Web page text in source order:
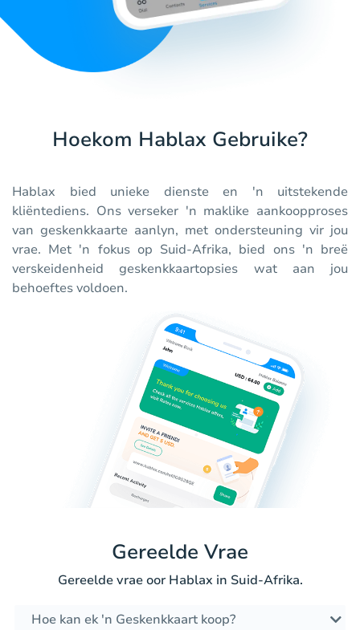
Hoekom Hablax Gebruike?
Hablax bied unieke dienste en 'n uitstekende
kliëntediens. Ons verseker 'n maklike aankoopproses
van geskenkkaarte aanlyn, met ondersteuning vir jou
vrae. Met 'n fokus op Suid-Afrika, bied ons 'n breë
verskeidenheid geskenkkaartopsies wat aan jou
behoeftes voldoen.
Gereelde Vrae
Gereelde vrae oor Hablax in Suid-Afrika.
Hoe kan ek 'n Geskenkkaart koop?